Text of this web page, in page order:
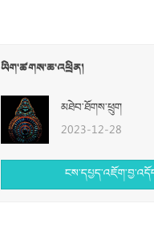
ཡིག་ཚགས་ཆ་འཕྲིན།
མཐེབ་ཐོགས་ཕྲུག
2023-12-28